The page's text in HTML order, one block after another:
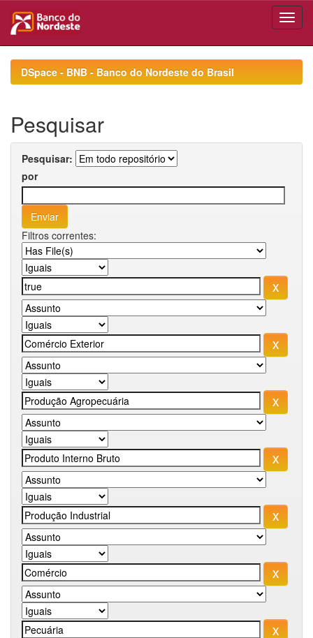
navigationDSpace - BNB - Banco do Nordeste do Brasil
Pesquisar
Pesquisar:
por
Filtros correntes: